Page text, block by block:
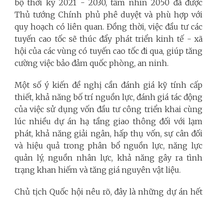
bộ thời kỳ 2021 - 2030, tầm nhìn 2050 đã được
Thủ tướng Chính phủ phê duyệt và phù hợp với
quy hoạch có liên quan. Đồng thời, việc đầu tư các
tuyến cao tốc sẽ thúc đẩy phát triển kinh tế - xã
hội của các vùng có tuyến cao tốc đi qua, giúp tăng
cường việc bảo đảm quốc phòng, an ninh.
Một số ý kiến đề nghị cần đánh giá kỹ tính cấp
thiết, khả năng bố trí nguồn lực, đánh giá tác động
của việc sử dụng vốn đầu tư công triển khai cùng
lúc nhiều dự án hạ tầng giao thông đối với lạm
phát, khả năng giải ngân, hấp thụ vốn, sự cân đối
và hiệu quả trong phân bổ nguồn lực, năng lực
quản lý, nguồn nhân lực, khả năng gây ra tình
trạng khan hiếm và tăng giá nguyên vật liệu.
Chủ tịch Quốc hội nêu rõ, đây là những dự án hết